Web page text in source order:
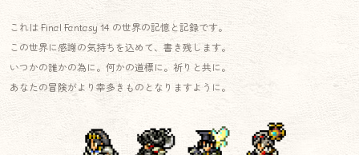
これは Final Fantasy 14 の世界の記憶と記録です。
この世界に感謝の気持ちを込めて、書き残します。
いつかの誰かの為に。何かの道標に。祈りと共に。
あなたの冒険がより幸多きものとなりますように。